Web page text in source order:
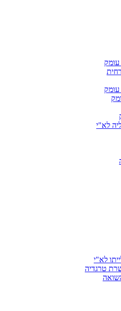
לא"י